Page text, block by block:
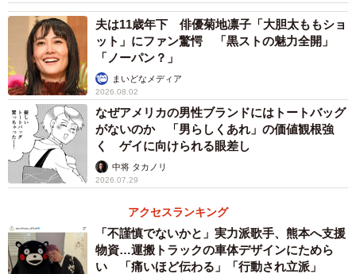
なく、何年か前に選んだものだといいます。
「猫モチーフの小物は意識して集めているというより、気
づくと猫のものを手に取っていることが多い…という感じ
ですね」
夫は11歳年下 俳優菊地凛子「大胆太ももショ
ット」にファン驚愕 「黒ストの魅力全開」
「ノーパン？」
まいどなメディア
2026.08.02
なぜアメリカの男性ブランドにはトートバッグ
がないのか 「男らしくあれ」の価値観根強
く ゲイに向けられる眼差し
中将 タカノリ
2026.07.29
アクセスランキング
「不謹慎でないかと」実力派歌手、熊本へ支援
物資…運搬トラックの車体デザインにためら
い 「痛いほど伝わる」「行動され立派」